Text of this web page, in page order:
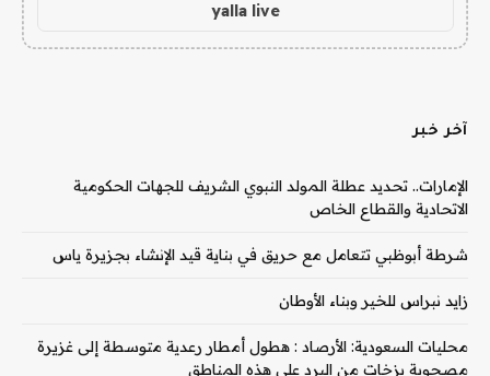
yalla live
آخر خبر
الإمارات.. تحديد عطلة المولد النبوي الشريف للجهات الحكومية
الاتحادية والقطاع الخاص
شرطة أبوظبي تتعامل مع حريق في بناية قيد الإنشاء بجزيرة ياس
زايد نبراس للخير وبناء الأوطان
محليات السعودية: الأرصاد : هطول أمطار رعدية متوسطة إلى غزيرة
مصحوبة بزخات من البرد على هذه المناطق